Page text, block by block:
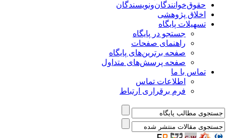
حقوق‌خوانندگان‌و‌نویسندگان
اخلاق پژوهشی
تسهیلات پایگاه
جستجو در پایگاه
راهنمای صفحات
صفحه برترین‌های پایگاه
صفحه پرسش‌های متداول
تماس با ما
اطلاعات تماس
فرم برقراری ارتباط